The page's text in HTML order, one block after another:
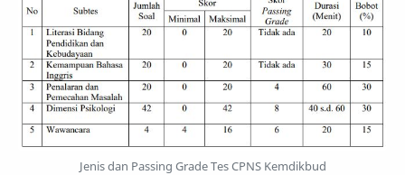
Jenis dan Passing Grade Tes CPNS Kemdikbud